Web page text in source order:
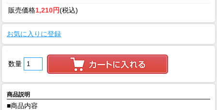
販売価格1,210円(税込)
お気に入りに登録
数量
商品説明
■商品内容